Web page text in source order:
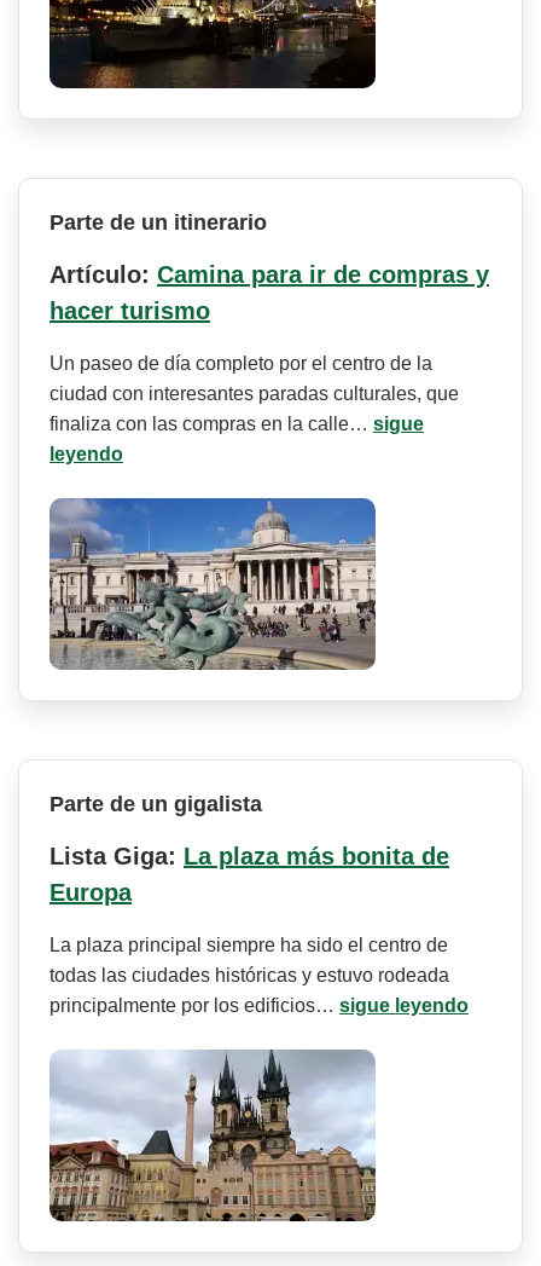
Parte de un itinerario
Artículo: Camina para ir de compras y
hacer turismo
Un paseo de día completo por el centro de la
ciudad con interesantes paradas culturales, que
finaliza con las compras en la calle… sigue
leyendo
Parte de un gigalista
Lista Giga: La plaza más bonita de
Europa
La plaza principal siempre ha sido el centro de
todas las ciudades históricas y estuvo rodeada
principalmente por los edificios… sigue leyendo